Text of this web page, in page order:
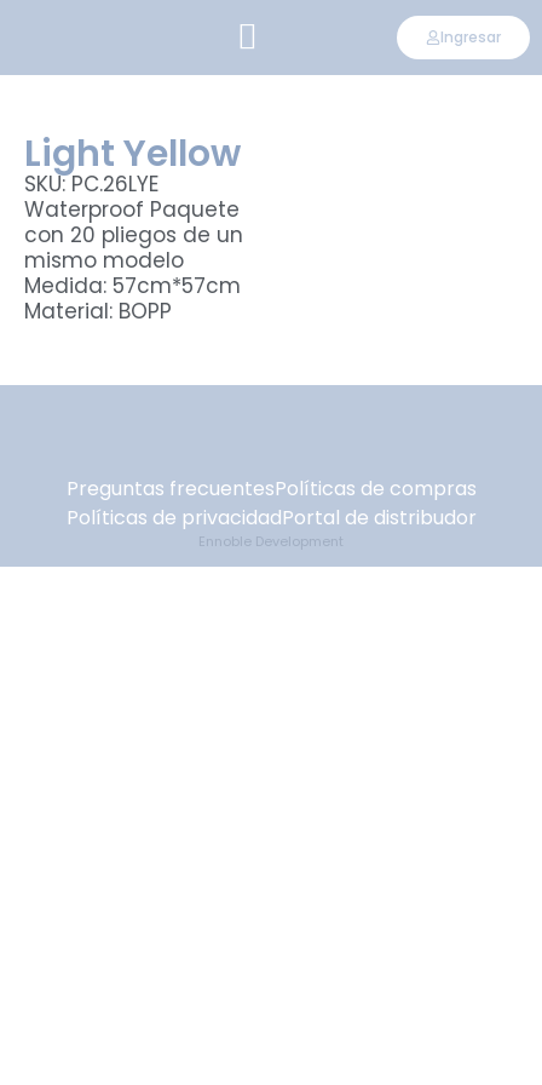
Ingresar
Light Yellow
SKU: PC.26LYE
Waterproof Paquete
con 20 pliegos de un
mismo modelo
Medida: 57cm*57cm
Material: BOPP
Preguntas frecuentesPolíticas de compras
Políticas de privacidadPortal de distribudor
Ennoble Development